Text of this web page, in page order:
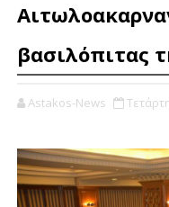
βασιλόπιτας
Astakos-News